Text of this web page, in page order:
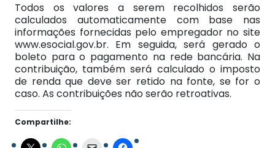
Todos os valores a serem recolhidos serão
calculados automaticamente com base nas
informações fornecidas pelo empregador no site
www.esocial.gov.br. Em seguida, será gerado o
boleto para o pagamento na rede bancária. Na
contribuição, também será calculado o imposto
de renda que deve ser retido na fonte, se for o
caso. As contribuições não serão retroativas.
Compartilhe: